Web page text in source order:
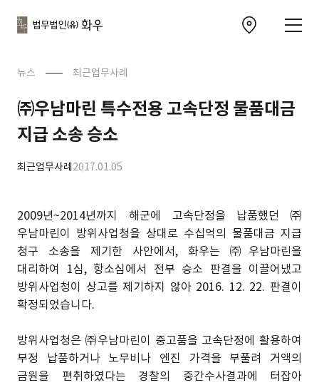
뉴스 최근업무사례
㈜우남마린 특수전용 고속단정 물품대금
지급 소송 승소
최근업무사례2017.01.05
2009년~2014년까지 해군에 고속단정을 납품했던 ㈜
우남마린이 방위사업청을 상대로 수십억의 물품대금 지급
청구 소송을 제기한 사안에서, 화우는 ㈜우남마린을
대리하여 1심, 항소심에서 전부 승소 판결을 이끌어냈고
방위사업청이 상고를 제기하지 않아 2016. 12. 22. 판결이
확정되었습니다.
방위사업청은 ㈜우남마린이 중고품을 고속단정에 활용하여
부정 납품하거나 노무비나 엔진 가격을 부풀려 거액의
금원을 편취하였다는 경찰의 중간수사결과에 터잡아